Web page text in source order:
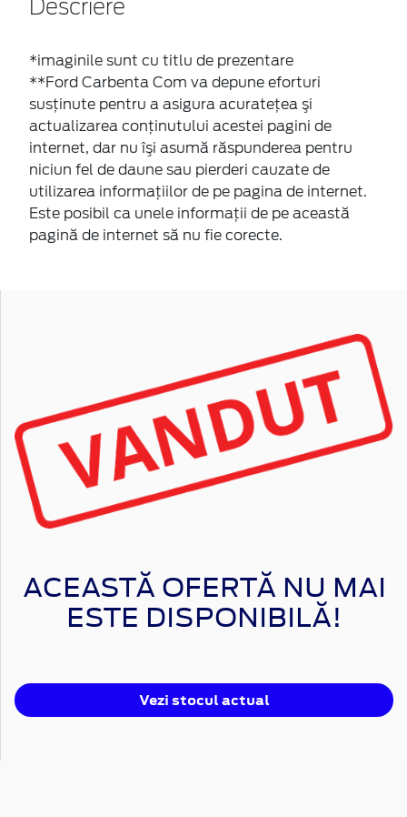
Descriere
*imaginile sunt cu titlu de prezentare
**Ford Carbenta Com va depune eforturi
susţinute pentru a asigura acurateţea şi
actualizarea conţinutului acestei pagini de
internet, dar nu îşi asumă răspunderea pentru
niciun fel de daune sau pierderi cauzate de
utilizarea informaţiilor de pe pagina de internet.
Este posibil ca unele informaţii de pe această
pagină de internet să nu fie corecte.
ACEASTĂ OFERTĂ NU MAI
ESTE DISPONIBILĂ!
Vezi stocul actual